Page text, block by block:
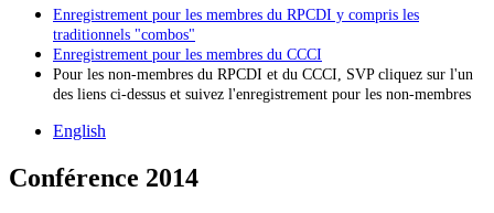
Enregistrement pour les membres du RPCDI y compris les
traditionnels "combos"
Enregistrement pour les membres du CCCI
Pour les non-membres du RPCDI et du CCCI, SVP cliquez sur l'un
des liens ci-dessus et suivez l'enregistrement pour les non-membres
English
Conférence 2014